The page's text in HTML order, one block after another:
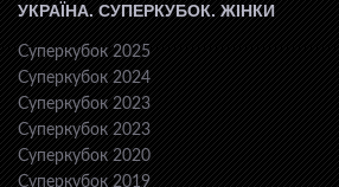
УКРАЇНА. СУПЕРКУБОК. ЖІНКИ
Суперкубок 2025
Суперкубок 2024
Суперкубок 2023
Суперкубок 2023
Суперкубок 2020
Суперкубок 2019